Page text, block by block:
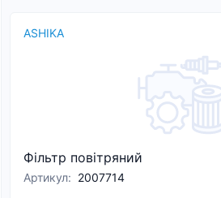
ASHIKA
Фільтр повітряний
Артикул: 2007714